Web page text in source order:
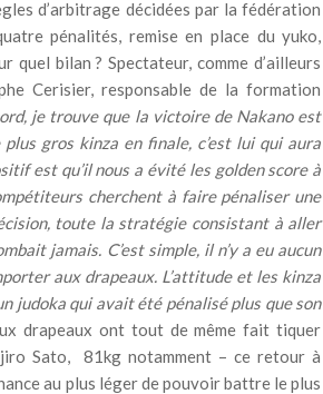
d’arbitrage décidées par la fédération
pénalités, remise en place du yuko,
bilan ? Spectateur, comme d’ailleurs
Cerisier, responsable de la formation
je trouve que la victoire de Nakano est
gros kinza en finale, c’est lui qui aura
est qu’il nous a évité les golden score à
cherchent à faire pénaliser une
toute la stratégie consistant à aller
jamais. C’est simple, il n’y a eu aucun
aux drapeaux. L’attitude et les kinza
judoka qui avait été pénalisé plus que son
drapeaux ont tout de même fait tiquer
Sato, 81kg notamment – ce retour à
au plus léger de pouvoir battre le plus